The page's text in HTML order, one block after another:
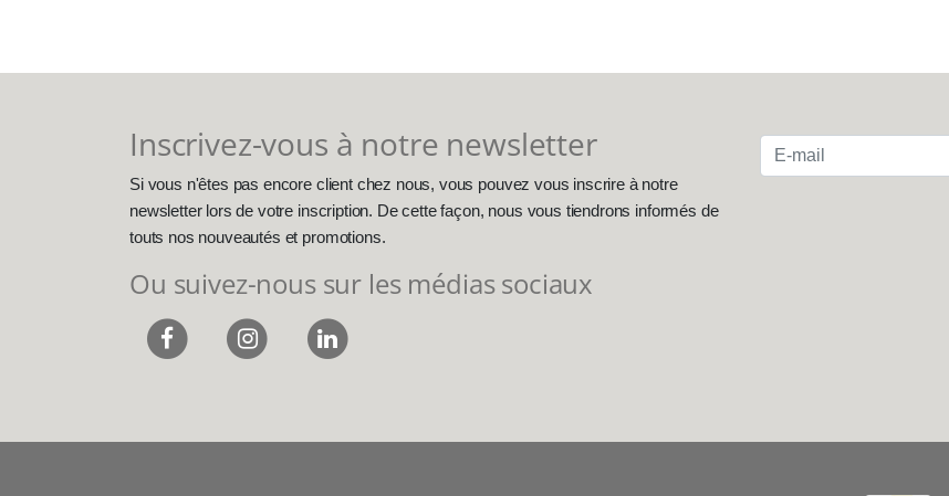
Inscrivez-vous à notre newsletter
Si vous n'êtes pas encore client chez nous, vous pouvez vous inscrire à notre
newsletter lors de votre inscription. De cette façon, nous vous tiendrons informés de
touts nos nouveautés et promotions.
Ou suivez-nous sur les médias sociaux